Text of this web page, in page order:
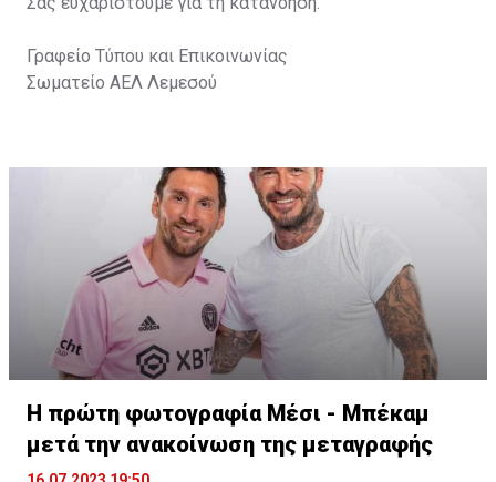
Γραφείο Τύπου και Επικοινωνίας
Σωματείο ΑΕΛ Λεμεσού
Η πρώτη φωτογραφία Μέσι - Μπέκαμ
μετά την ανακοίνωση της μεταγραφής